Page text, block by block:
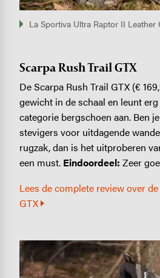
La Sportiva Ultra Raptor II Leather
Scarpa Rush Trail GTX
De Scarpa Rush Trail GTX (€
gewicht in de schaal en leunt
categorie bergschoen aan. Ben
stevigers voor uitdagende
rugzak, dan is het uitproberen
een must. Eindoordeel: Zeer
Lees de complete review over
GTX
Image